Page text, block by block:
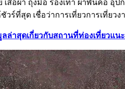
เสื้อผ้า ถุงมือ รองเท้า ผ้าพันคอ
วร์ที่สุด เชื่อว่าการเที่ยวการเที่ย
ล่าสุดเกี่ยวกับสถานที่ท่องเที่ยวแน